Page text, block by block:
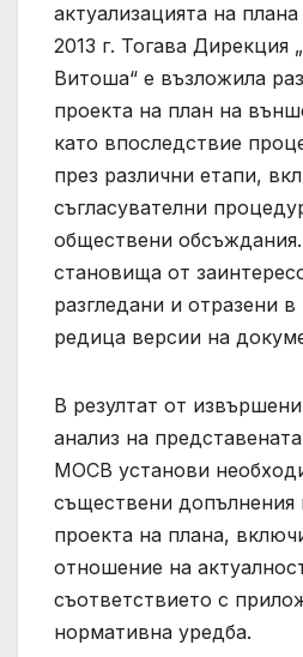
актуализацията на
2013 г. Тогава Дирекция
Витоша“ е възложила
проекта на план на
като впоследствие
през различни етапи,
съгласувателни
обществени
становища от
разгледани и отразени
редица версии на
В резултат от
анализ на
МОСВ установи
съществени допълнения
проекта на плана,
отношение на
съответствието с
нормативна уредба.